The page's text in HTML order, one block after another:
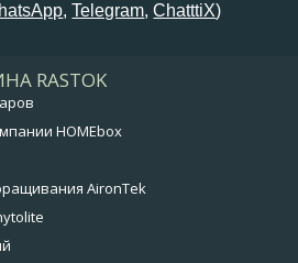
,Telegram,ChatttiX)
RASTOK
HOMEbox
AironTek